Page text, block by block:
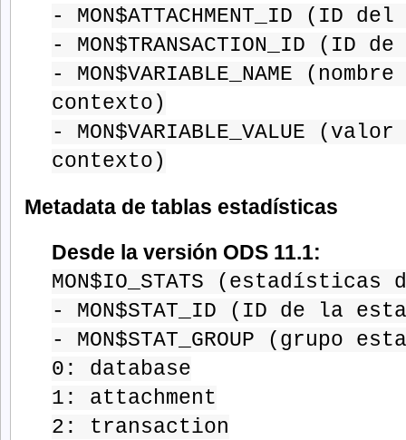
- MON$ATTACHMENT_ID (ID
- MON$TRANSACTION_ID (ID
- MON$VARIABLE_NAME
contexto)
- MON$VARIABLE_VALUE
contexto)
Metadata de tablas estadísticas
Desde la versión ODS 11.1:
MON$IO_STATS (estadísticas
- MON$STAT_ID (ID de la
- MON$STAT_GROUP (grupo
0: database
1: attachment
2: transaction